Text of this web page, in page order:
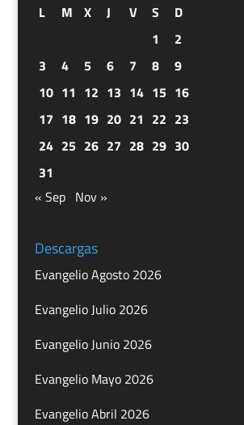
L M X J V S
D
1
2
3
4 5 6 7 8
9
10 11 12 13 14 15 16
17 18 19 20 21 22 23
24 25 26 27 28 29 30
31
« Sep Nov »
Descargas
Evangelio Agosto 2026
Evangelio Julio 2026
Evangelio Junio 2026
Evangelio Mayo 2026
Evangelio Abril 2026